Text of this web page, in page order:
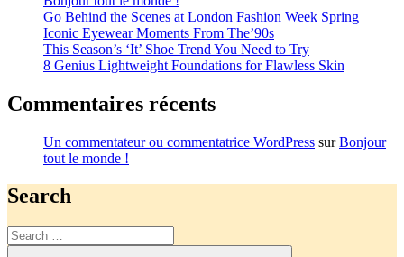
Go Behind the Scenes at London Fashion Week Spring
Iconic Eyewear Moments From The’90s
This Season’s ‘It’ Shoe Trend You Need to Try
8 Genius Lightweight Foundations for Flawless Skin
Commentaires récents
Un commentateur ou commentatrice WordPress surBonjour
tout le monde !
Search